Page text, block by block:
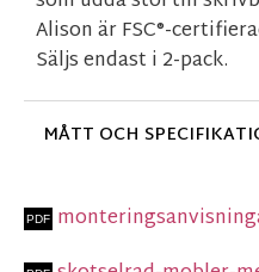
Alison är FSC®-
Säljs endast i 2-pack.
MÅTT OCH